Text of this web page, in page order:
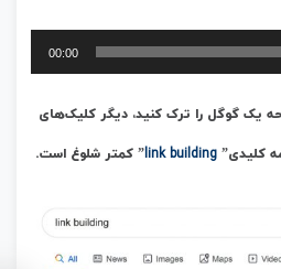
00:00
یک گوگل را ترک کنید، دیگر کلیک‌های
کلیدی” link building” کمتر شلوغ است.